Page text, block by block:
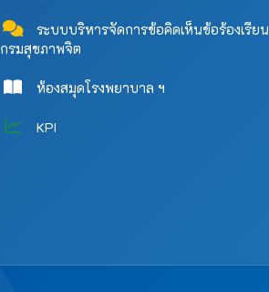
ระบบบริหารจัดการข้อคิดเห็นข้อร้องเรียน
กรมสุขภาพจิต
ห้องสมุดโรงพยาบาล ฯ
KPI